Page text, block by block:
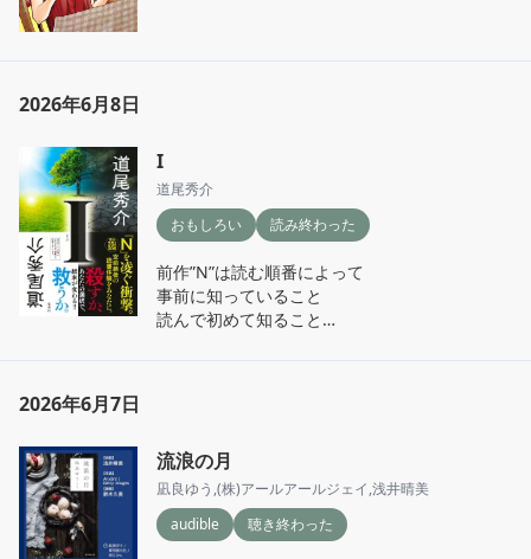
2026年6月8日
I
道尾秀介
おもしろい
読み終わった
前作”N”は読む順番によって
事前に知っていること
読んで初めて知ること
初め時系列がこんがらがって
整理した結果 私が読んだ順は
見事にバッドエンドでした…
2026年6月7日
流浪の月
凪良ゆう ,(株)アールアールジェイ,浅井晴美
audible
聴き終わった